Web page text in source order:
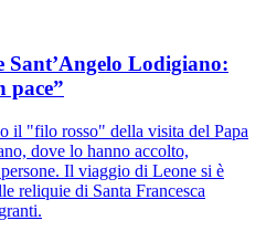
Sant’Angelo Lodigiano:
pace”
il "filo rosso" della visita del Papa
dove lo hanno accolto,
Il viaggio di Leone si è
reliquie di Santa Francesca